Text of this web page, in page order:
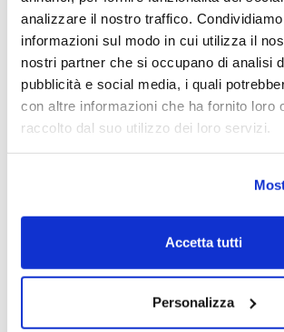
analizzare il nostro traffico.
informazioni sul modo in cui utilizza il
nostri partner che si occupano di analisi
pubblicità e social media, i quali
con altre informazioni che ha fornito loro
raccolto dal suo utilizzo dei loro servizi.
Accetta tutti
Personalizza
peggiore
Probabilità worst-of Molto
Autocallable
Sì - Il